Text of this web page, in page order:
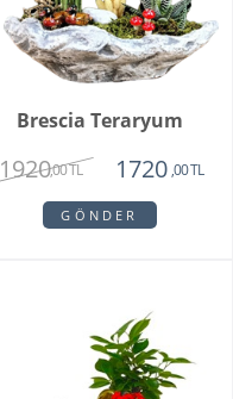
Brescia Teraryum
1920,00 TL 1720 ,00 TL
GÖNDER